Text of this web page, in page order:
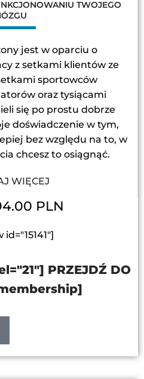
TWOJEGO
jest w oparciu o
z setkami klientów ze
sportowców
oraz tysiącami
się po prostu dobrze
doświadczenie w tym,
lepiej bez względu na to, w
chcesz to osiągnąć.
WIĘCEJ
PLN
id="15141"]
PRZEJDŹ DO